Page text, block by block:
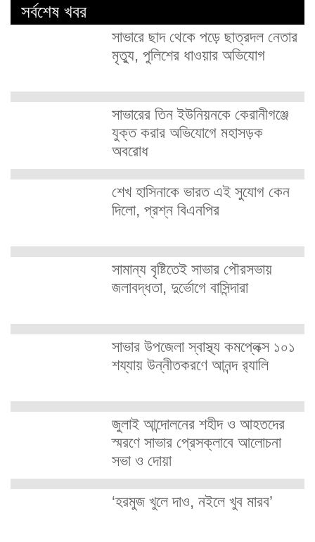
সর্বশেষ খবর
সাভারে ছাদ থেকে পড়ে ছাত্রদল নেতার
মৃত্যু, পুলিশের ধাওয়ার অভিযোগ
সাভারের তিন ইউনিয়নকে কেরানীগঞ্জে
যুক্ত করার অভিযোগে মহাসড়ক
অবরোধ
শেখ হাসিনাকে ভারত এই সুযোগ কেন
দিলো, প্রশ্ন বিএনপির
সামান্য বৃষ্টিতেই সাভার পৌরসভায়
জলাবদ্ধতা, দুর্ভোগে বাসিন্দারা
সাভার উপজেলা স্বাস্থ্য কমপ্লেক্স ১০১
শয্যায় উন্নীতকরণে আনন্দ র‍্যালি
জুলাই আন্দোলনের শহীদ ও আহতদের
স্মরণে সাভার প্রেসক্লাবে আলোচনা
সভা ও দোয়া
‘হরমুজ খুলে দাও, নইলে খুব মারব’